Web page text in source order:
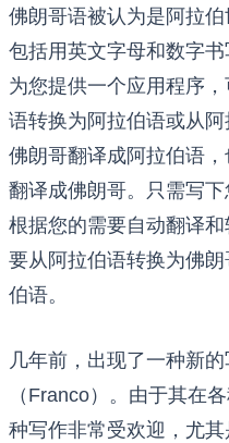
佛朗哥语被认为是阿拉
包括用英文字母和数字
为您提供一个应用程序
语转换为阿拉伯语或从
佛朗哥翻译成阿拉伯语
翻译成佛朗哥。只需写
根据您的需要自动翻译
要从阿拉伯语转换为佛
伯语。
几年前，出现了一种新
（Franco）。由于其在
种写作非常受欢迎，尤